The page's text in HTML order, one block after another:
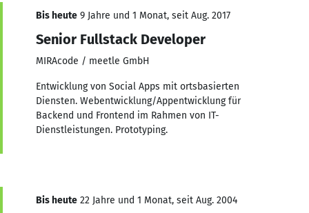
Bis heute 9 Jahre und 1 Monat, seit Aug. 2017
Senior Fullstack Developer
MIRAcode / meetle GmbH
Entwicklung von Social Apps mit ortsbasierten
Diensten. Webentwicklung/Appentwicklung für
Backend und Frontend im Rahmen von IT-
Dienstleistungen. Prototyping.
Bis heute 22 Jahre und 1 Monat, seit Aug. 2004